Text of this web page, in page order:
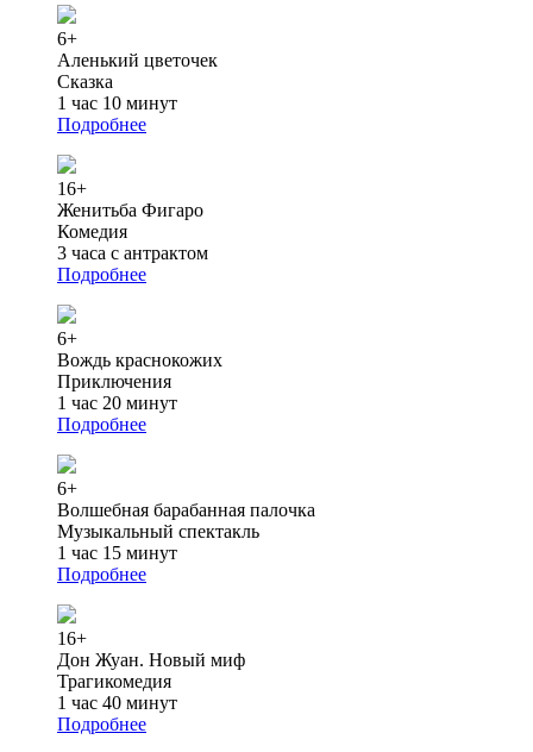
6+
Аленький цветочек
Сказка
1 час 10 минут
Подробнее
16+
Женитьба Фигаро
Комедия
3 часа с антрактом
Подробнее
6+
Вождь краснокожих
Приключения
1 час 20 минут
Подробнее
6+
Волшебная барабанная палочка
Музыкальный спектакль
1 час 15 минут
Подробнее
16+
Дон Жуан. Новый миф
Трагикомедия
1 час 40 минут
Подробнее